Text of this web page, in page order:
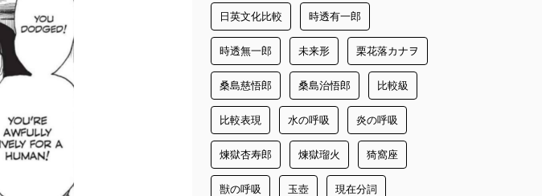
日英文化比較 時透有一郎
時透無一郎 未来形 栗花落カナヲ
桑島慈悟郎 桑島治悟郎 比較級
比較表現 水の呼吸 炎の呼吸
煉獄杏寿郎 煉獄瑠火 猗窩座
獣の呼吸 玉壺 現在分詞